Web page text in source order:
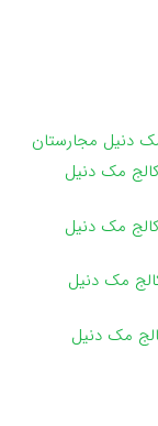
دنیل مجارستان
مک دنیل
مک دنیل
مک دنیل
مک دنیل